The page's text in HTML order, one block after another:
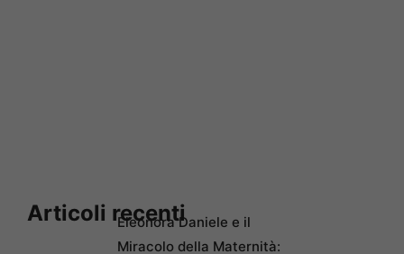
Articoli recentiEleonora Daniele e il
Miracolo della Maternità: